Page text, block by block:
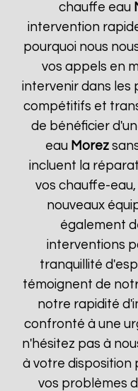
chauffe eau
intervention
pourquoi nous
vos appels en
intervenir dans les
compétitifs et
de bénéficier
eau Morez
incluent la
vos chauffe-
nouveaux
également
interventions
tranquillité
témoignent de
notre rapidité
confronté à une
n'hésitez pas à
à votre disposition
vos problèmes